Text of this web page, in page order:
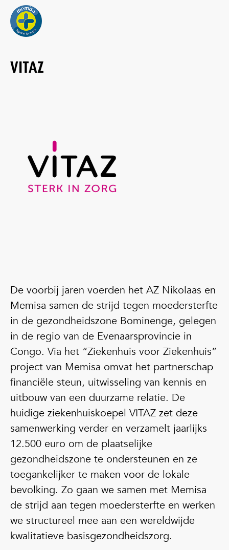
VITAZ
De voorbij jaren voerden het AZ Nikolaas en
Memisa samen de strijd tegen moedersterfte
in de gezondheidszone Bominenge, gelegen
in de regio van de Evenaarsprovincie in
Congo. Via het “Ziekenhuis voor Ziekenhuis”
project van Memisa omvat het partnerschap
financiële steun, uitwisseling van kennis en
uitbouw van een duurzame relatie. De
huidige ziekenhuiskoepel VITAZ zet deze
samenwerking verder en verzamelt jaarlijks
12.500 euro om de plaatselijke
gezondheidszone te ondersteunen en ze
toegankelijker te maken voor de lokale
bevolking. Zo gaan we samen met Memisa
de strijd aan tegen moedersterfte en werken
we structureel mee aan een wereldwijde
kwalitatieve basisgezondheidszorg.